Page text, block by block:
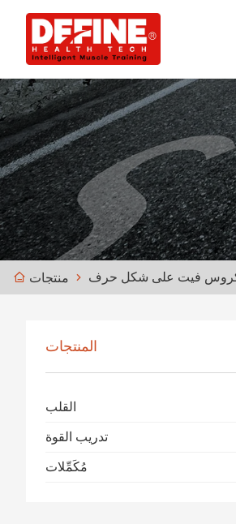
منتجات
المنتجات
القلب
تدريب القوة
مُكَمِّلات